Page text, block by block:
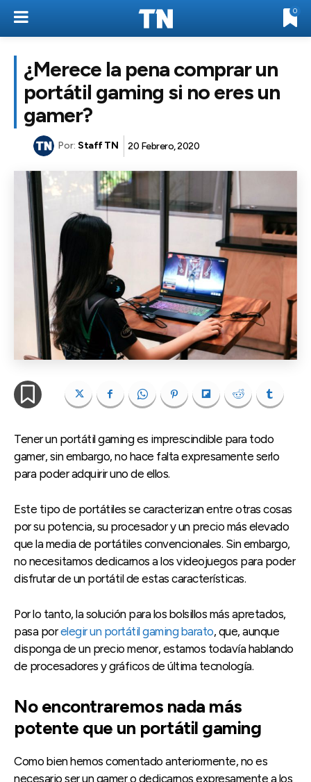
0
¿Merece la pena comprar un
portátil gaming si no eres un
gamer?
Por: Staff TN 20 Febrero, 2020
Tener un portátil gaming es imprescindible para todo
gamer, sin embargo, no hace falta expresamente serlo
para poder adquirir uno de ellos.
Este tipo de portátiles se caracterizan entre otras cosas
por su potencia, su procesador y un precio más elevado
que la media de portátiles convencionales. Sin embargo,
no necesitamos dedicarnos a los videojuegos para poder
disfrutar de un portátil de estas características.
Por lo tanto, la solución para los bolsillos más apretados,
pasa porelegir un portátil gaming barato, que, aunque
disponga de un precio menor, estamos todavía hablando
de procesadores y gráficos de última tecnología.
No encontraremos nada más
potente que un portátil gaming
Como bien hemos comentado anteriormente, no es
necesario ser un gamer o dedicarnos expresamente a los